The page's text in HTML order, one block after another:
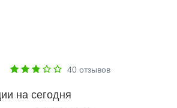
40 отзывов
на сегодня